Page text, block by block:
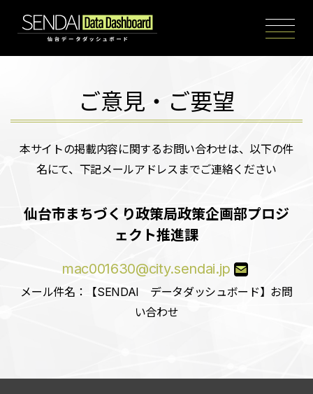
ご意見・ご要望
本サイトの掲載内容に関するお問い合わせは、以下の件
名にて、下記メールアドレスまでご連絡ください
仙台市まちづくり政策局政策企画部プロジ
ェクト推進課
mac001630@city.sendai.jp
メール件名：【SENDAI データダッシュボード】お問
い合わせ